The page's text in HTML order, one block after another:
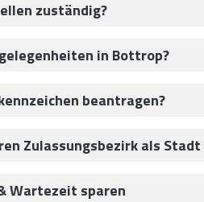
zuständig?
in Bottrop?
beantragen?
Zulassungsbezirk als
Wartezeit sparen